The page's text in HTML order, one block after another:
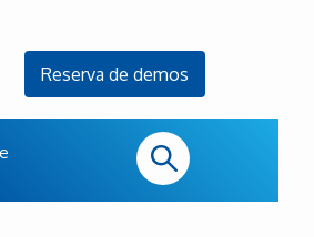
Reserva de demos